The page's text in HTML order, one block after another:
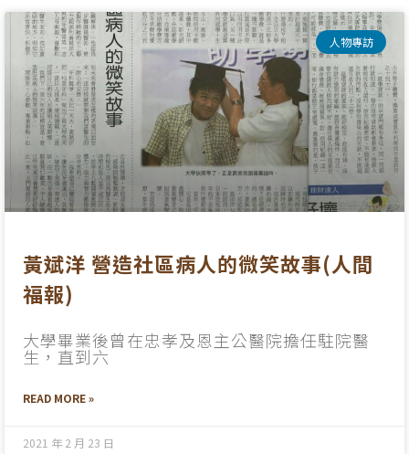
人物專訪
黃斌洋 營造社區病人的微笑故事(人間
福報)
大學畢業後曾在忠孝及恩主公醫院擔任駐院醫
生，直到六
READ MORE »
2021 年 2 月 23 日